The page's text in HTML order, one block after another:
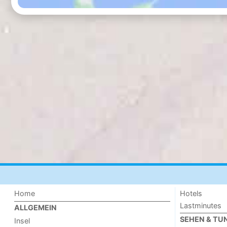
Home
ALLGEMEIN
Insel
Hotels
Lastminutes
SEHEN &